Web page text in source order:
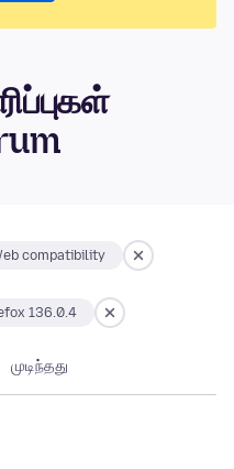
compatibility
136.0.4
முடிந்தது